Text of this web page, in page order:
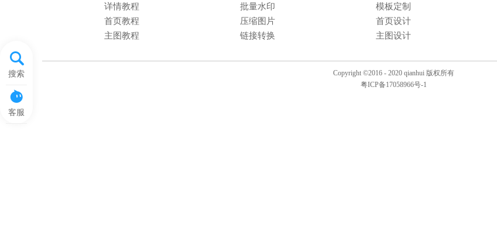
搜索
客服
详情教程 批量水印 模板定制
首页教程
压缩图片 首页设计
主图教程
链接转换 主图设计
Copyright ©2016 - 2020 qianhui 版权所有
粤ICP备17058966号-1